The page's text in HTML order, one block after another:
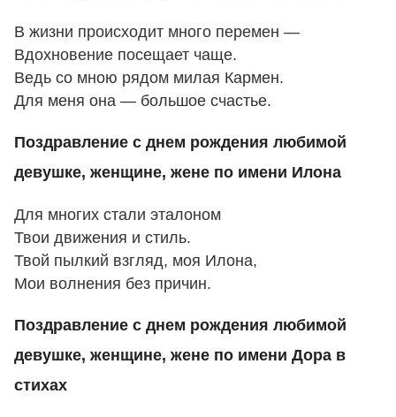
В жизни происходит много перемен —
Вдохновение посещает чаще.
Ведь со мною рядом милая Кармен.
Для меня она — большое счастье.
Поздравление с днем рождения любимой
девушке, женщине, жене по имени Илона
Для многих стали эталоном
Твои движения и стиль.
Твой пылкий взгляд, моя Илона,
Мои волнения без причин.
Поздравление с днем рождения любимой
девушке, женщине, жене по имени Дора в
стихах